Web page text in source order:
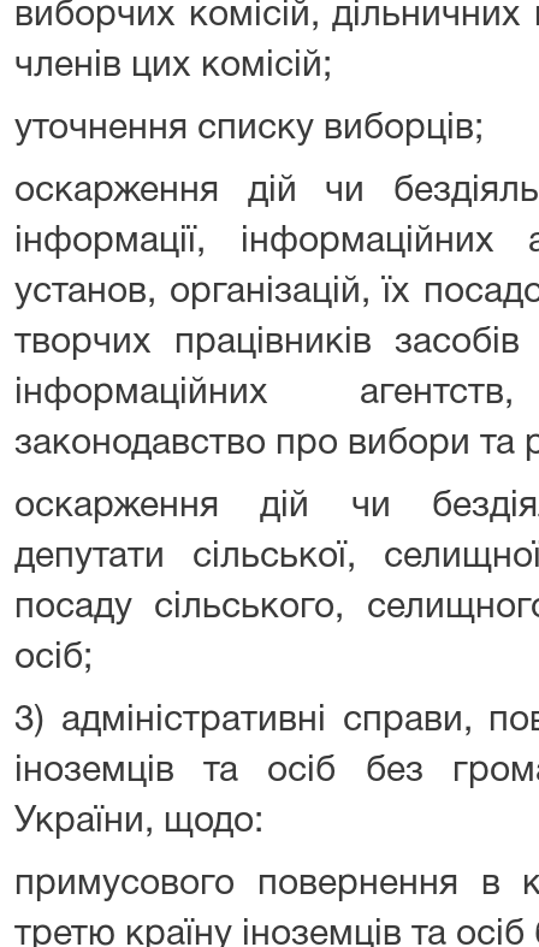
виборчих комісій,
членів цих комісій;
уточнення списку виборців;
оскарження дій чи
інформації, інформаційних
установ, організацій, їх
творчих працівників
інформаційних
законодавство про вибори та
оскарження дій чи
депутати сільської,
посаду сільського,
осіб;
3) адміністративні справи,
іноземців та осіб без
України, щодо:
примусового повернення в
третю країну іноземців та